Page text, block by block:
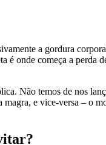
a gordura
onde começa a perda
Não temos de nos
e vice-versa – o